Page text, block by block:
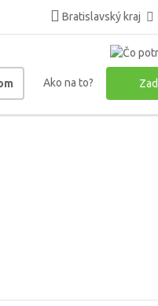
Bratislavský kraj
Ako na to?